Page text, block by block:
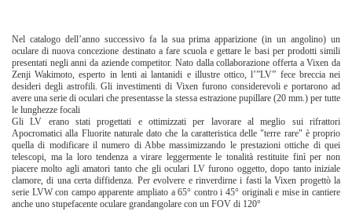
Nel catalogo dell’anno successivo fa la sua prima apparizione (in un angolino) un
oculare di nuova concezione destinato a fare scuola e gettare le basi per prodotti simili
presentati negli anni da aziende competitor. Nato dalla collaborazione offerta a Vixen da
Zenji Wakimoto, esperto in lenti ai lantanidi e illustre ottico, l’”LV” fece breccia nei
desideri degli astrofili. Gli investimenti di Vixen furono considerevoli e portarono ad
avere una serie di oculari che presentasse la stessa estrazione pupillare (20 mm.) per tutte
le lunghezze focali
Gli LV erano stati progettati e ottimizzati per lavorare al meglio sui rifrattori
Apocromatici alla Fluorite naturale dato che la caratteristica delle "terre rare" è proprio
quella di modificare il numero di Abbe massimizzando le prestazioni ottiche di quei
telescopi, ma la loro tendenza a virare leggermente le tonalità restituite finì per non
piacere molto agli amatori tanto che gli oculari LV furono oggetto, dopo tanto iniziale
clamore, di una certa diffidenza. Per evolvere e rinverdirne i fasti la Vixen progettò la
serie LVW con campo apparente ampliato a 65° contro i 45° originali e mise in cantiere
anche uno stupefacente oculare grandangolare con un FOV di 120°